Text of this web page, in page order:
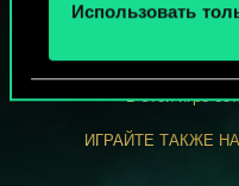
Использовать
В этой игре
ИГРАЙТЕ ТАКЖЕ